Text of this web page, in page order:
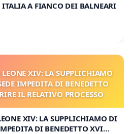
ITALIA A FIANCO DEI BALNEARI
XIV: LA SUPPLICHIAMO
IMPEDITA DI BENEDETTO
IL RELATIVO PROCESSO
XIV: LA SUPPLICHIAMO DI
DI BENEDETTO XVI